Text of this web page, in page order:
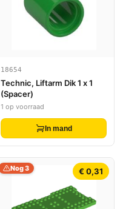
18654
Technic, Liftarm Dik 1 x 1
(Spacer)
1 op voorraad
In mand
€ 0,31
Nog 3